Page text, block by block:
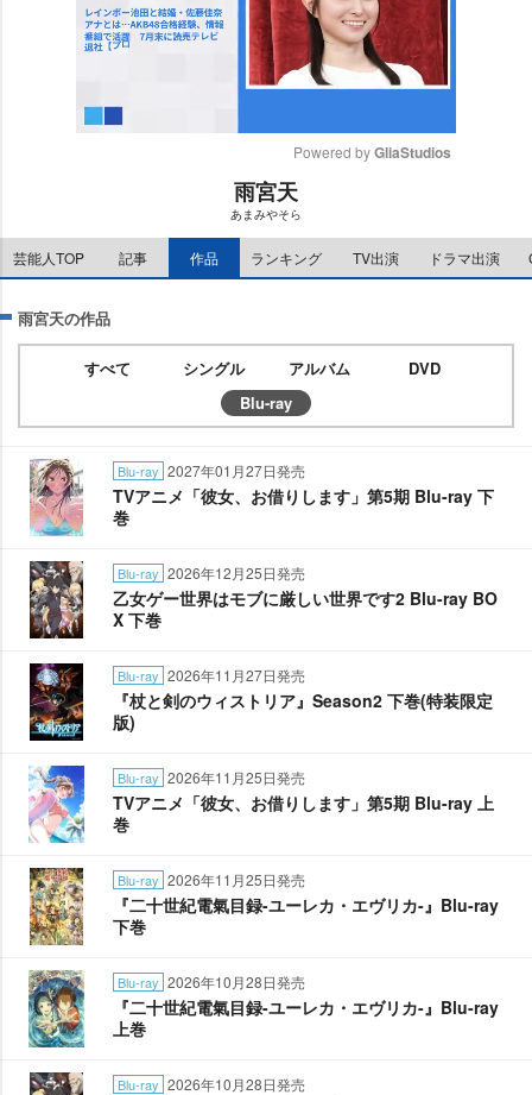
e
Powered by GliaStudios
雨宮天
あまみやそら
芸能人TOP 記事 作品 ランキング TV出演 ドラマ出演
雨宮天の作品
すべて シングル アルバム
DVD
Blu-ray
Blu-ray 2027年01月27日発売
TVアニメ「彼女、お借りします」第5期 Blu-ray 下
巻
Blu-ray 2026年12月25日発売
乙女ゲー世界はモブに厳しい世界です2 Blu-ray BO
X 下巻
Blu-ray 2026年11月27日発売
『杖と剣のウィストリア』Season2 下巻(特装限定
版)
Blu-ray 2026年11月25日発売
TVアニメ「彼女、お借りします」第5期 Blu-ray 上
巻
Blu-ray 2026年11月25日発売
『二十世紀電氣目録-ユーレカ・エヴリカ-』Blu-ray
下巻
Blu-ray 2026年10月28日発売
『二十世紀電氣目録-ユーレカ・エヴリカ-』Blu-ray
上巻
Blu-ray 2026年10月28日発売